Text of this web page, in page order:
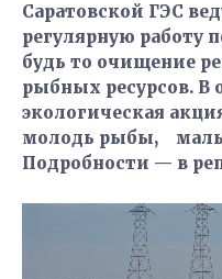
Саратовской ГЭС
регулярную работу
будь то очищение
рыбных ресурсов. В
экологическая
молодь рыбы,
Подробности — в